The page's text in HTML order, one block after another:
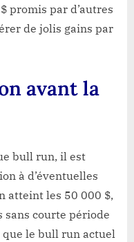
promis par d’autres
de jolis gains par
avant la
bull run, il est
à d’éventuelles
atteint les 50 000 $,
sans courte période
que le bull run actuel